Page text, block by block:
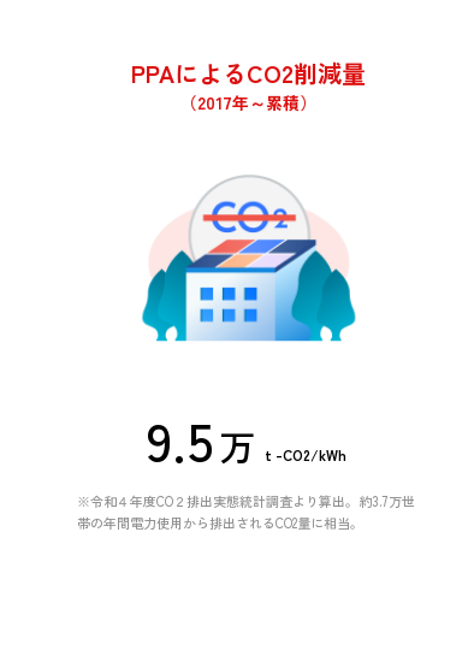
PPAによるCO2削減量
（2017年～累積）
9
8
7
.5
4
3
万 t -CO2/kWh
※令和４年度CO２排出実態統計調査より算出。約3.7万世
帯の年間電力使用から排出されるCO2量に相当。